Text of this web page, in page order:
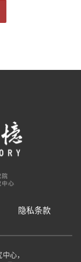
隐私条款
心，